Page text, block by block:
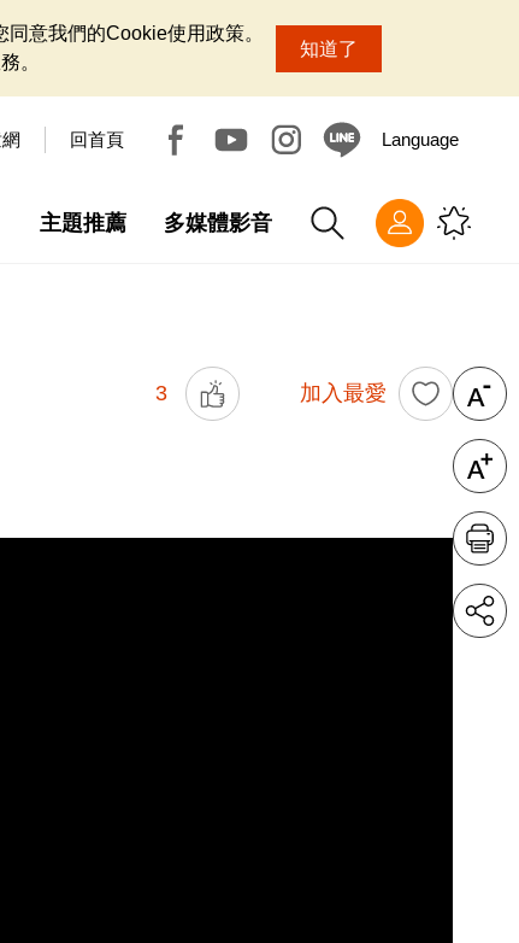
意我們的Cookie使用政策。
。
知道了
回首頁 Language
主題推薦 多媒體影音
3 加入最愛